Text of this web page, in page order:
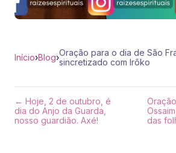
Início›Blog›Oração para o dia de São
sincretizado com Irôko
← Hoje, 2 de outubro, é
dia do Anjo da Guarda,
nosso guardião. Axé!
das